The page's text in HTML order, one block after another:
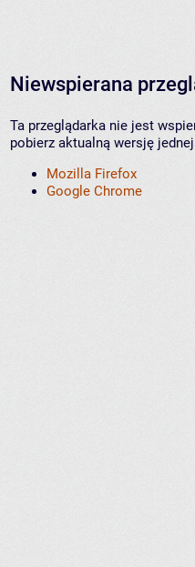
Niewspierana
Ta przeglądarka nie jest
pobierz aktualną wersję
Mozilla Firefox
Google Chrome